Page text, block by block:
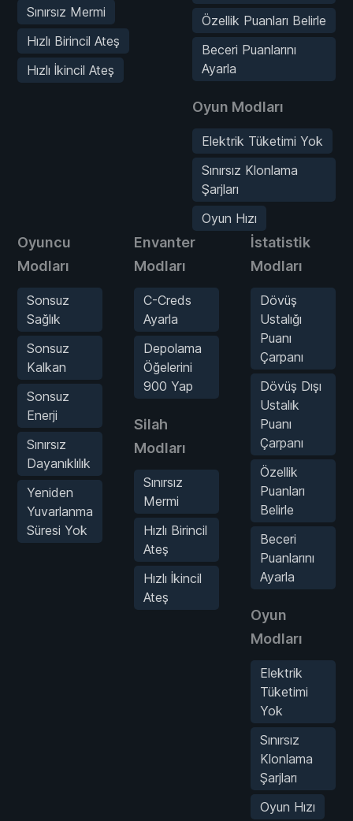
Sınırsız Mermi
Hızlı Birincil Ateş
Hızlı İkincil Ateş
Özellik Puanları Belirle
Beceri Puanlarını
Ayarla
Oyun Modları
Elektrik Tüketimi Yok
Sınırsız Klonlama
Şarjları
Oyun Hızı
Oyuncu
Modları
Sonsuz
Sağlık
Sonsuz
Kalkan
Sonsuz
Enerji
Sınırsız
Dayanıklılık
Yeniden
Yuvarlanma
Süresi Yok
Envanter
Modları
C-Creds
Ayarla
Depolama
Öğelerini
900 Yap
Silah
Modları
Sınırsız
Mermi
Hızlı Birincil
Ateş
Hızlı İkincil
Ateş
İstatistik
Modları
Dövüş
Ustalığı
Puanı
Çarpanı
Dövüş Dışı
Ustalık
Puanı
Çarpanı
Özellik
Puanları
Belirle
Beceri
Puanlarını
Ayarla
Oyun
Modları
Elektrik
Tüketimi
Yok
Sınırsız
Klonlama
Şarjları
Oyun Hızı